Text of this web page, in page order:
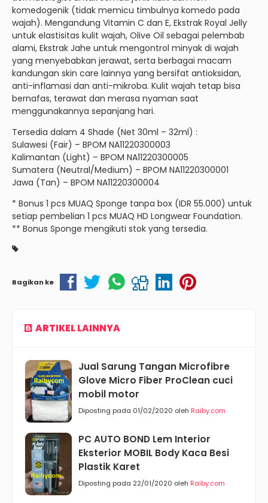
komedogenik (tidak memicu timbulnya komedo pada
wajah). Mengandung Vitamin C dan E, Ekstrak Royal Jelly
untuk elastisitas kulit wajah, Olive Oil sebagai pelembab
alami, Ekstrak Jahe untuk mengontrol minyak di wajah
yang menyebabkan jerawat, serta berbagai macam
kandungan skin care lainnya yang bersifat antioksidan,
anti-inflamasi dan anti-mikroba. Kulit wajah tetap bisa
bernafas, terawat dan merasa nyaman saat
menggunakannya sepanjang hari.
Tersedia dalam 4 Shade (Net 30ml – 32ml) :
Sulawesi (Fair) – BPOM NA11220300003
Kalimantan (Light) – BPOM NA11220300005
Sumatera (Neutral/Medium) – BPOM NA11220300001
Jawa (Tan) – BPOM NA11220300004
* Bonus 1 pcs MUAQ Sponge tanpa box (IDR 55.000) untuk
setiap pembelian 1 pcs MUAQ HD Longwear Foundation.
** Bonus Sponge mengikuti stok yang tersedia.
Bagikan ke
ARTIKEL LAINNYA
Jual Sarung Tangan Microfibre
Glove Micro Fiber ProClean cuci
mobil motor
Diposting pada 01/02/2020 oleh Raiby.com
PC AUTO BOND Lem Interior
Eksterior MOBIL Body Kaca Besi
Plastik Karet
Diposting pada 22/01/2020 oleh Raiby.com